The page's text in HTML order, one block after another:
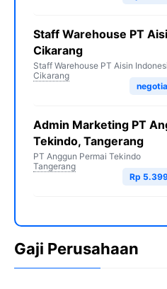
Staff Warehouse PT
Cikarang
Staff Warehouse PT Aisin
Cikarang
Admin Marketing PT
Tekindo, Tangerang
PT Anggun Permai Tekindo
Tangerang
Rp
Gaji Perusahaan